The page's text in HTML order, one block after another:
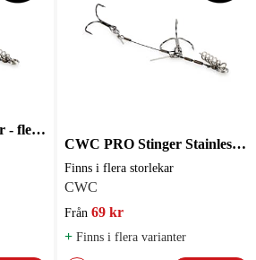
CWC Titanium Stinger - flera storlekar
CWC PRO Stinger Stainless Steel - flera storlekar
Finns i flera storlekar
CWC
Från 69 kr
+ Finns i flera varianter